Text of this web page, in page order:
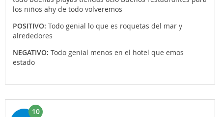
los niños ahy de todo volveremos
POSITIVO: Todo genial lo que es roquetas del mar y
alrededores
NEGATIVO: Todo genial menos en el hotel que emos
estado
10